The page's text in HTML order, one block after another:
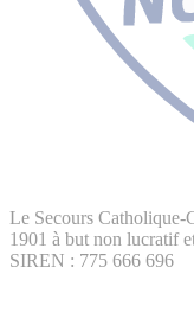
Le Secours Catholique-
1901 à but non lucratif
SIREN : 775 666 696